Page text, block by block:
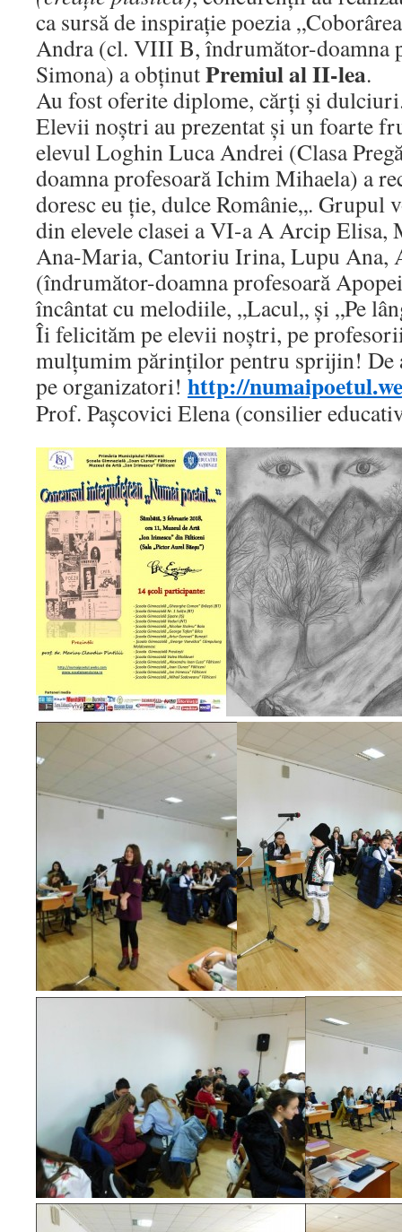
ca sursă de inspirație poezia
Andra (cl. VIII B, îndrumător-doamna
Simona) a obținutPremiul al II-lea.
Au fost oferite diplome, cărți și
Elevii noștri au prezentat și un foarte
elevul Loghin Luca Andrei (Clasa
doamna profesoară Ichim Mihaela) a
doresc eu ție, dulce Românie„. Grupul
din elevele clasei a VI-a A Arcip Elisa,
Ana-Maria, Cantoriu Irina, Lupu Ana,
(îndrumător-doamna profesoară
încântat cu melodiile, „Lacul„ și „Pe
Îi felicităm pe elevii noștri, pe
mulțumim părinților pentru sprijin! De
pe organizatori! http://
Prof. Pașcovici Elena (consilier